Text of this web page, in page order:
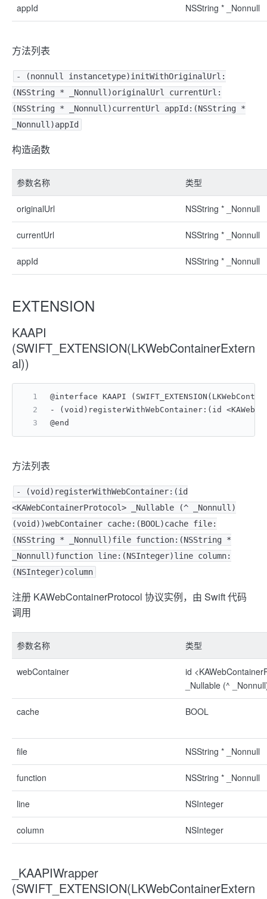
appId NSString * _Nonnull
方法列表
- (nonnull instancetype)initWithOriginalUrl:
(NSString * _Nonnull)originalUrl currentUrl:
(NSString * _Nonnull)currentUrl appId:(NSString *
_Nonnull)appId
构造函数
参数名称 类型
originalUrl NSString * _Nonnull
currentUrl NSString * _Nonnull
appId NSString * _Nonnull
EXTENSION
KAAPI
(SWIFT_EXTENSION(LKWebContainerExtern
al))
@interface KAAPI
- (void)registerWithWebContainer:(id
@end
方法列表
- (void)registerWithWebContainer:(id
<KAWebContainerProtocol> _Nullable (^ _Nonnull)
(void))webContainer cache:(BOOL)cache file:
(NSString * _Nonnull)file function:(NSString *
_Nonnull)function line:(NSInteger)line column:
(NSInteger)column
注册 KAWebContainerProtocol 协议实例，由 Swift 代码
调用
参数名称 类型
webContainer
id
_Nullable (^
cache BOOL
file NSString * _Nonnull
function NSString * _Nonnull
line NSInteger
column NSInteger
_KAAPIWrapper
(SWIFT_EXTENSION(LKWebContainerExtern